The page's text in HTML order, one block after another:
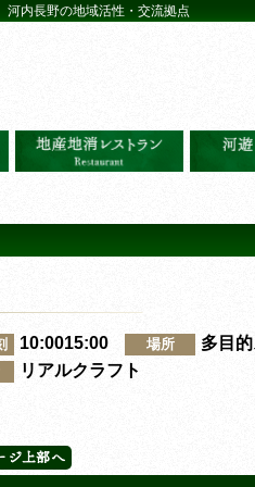
内長野の地域活性・交流拠点
10:0015:00 場所 多目
リアルクラフト